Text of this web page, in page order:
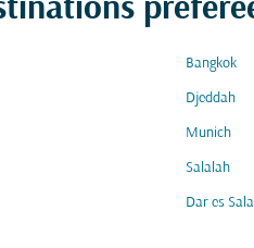
Bangkok
Djeddah
Munich
Salalah
Dar es